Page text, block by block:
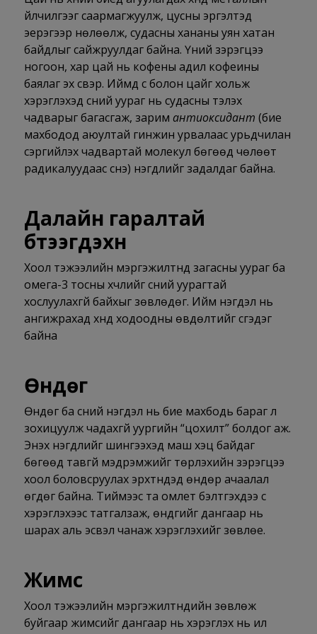
үйлчилгээг саармагжуулж, цусны эргэлтэд
эерэгээр нөлөөлж, судасны хананы уян хатан
байдлыг сайжруулдаг байна. Үүний зэрэгцээ
ногоон, хар цай нь кофены адил кофеины
баялаг эх үүсвэр. Иймд сүү болон цайг хольж
хэрэглэхэд сүүний уураг нь судасны тэлэх
чадварыг багасгаж, зарим антиоксидант (бие
махбодод аюултай гинжин урвалаас урьдчилан
сэргийлэх чадвартай молекул бөгөөд чөлөөт
радикалуудаас үүснэ) нэгдлийг задалдаг байна.
Далайн гаралтай
бүтээгдэхүүн
Хоол тэжээлийн мэргэжилтнүүд загасны уураг ба
омега-3 тосны хүчлийг сүүний уурагтай
хослуулахгүй байхыг зөвлөдөг. Ийм нэгдэл нь
ангижрахад хүнд ходоодны өвдөлтийг үүсгэдэг
байна
Өндөг
Өндөг ба сүүний нэгдэл нь бие махбодь бараг л
зохицуулж чадахгүй уургийн “цохилт” болдог аж.
Энэхүү нэгдлийг шингээхэд маш хэцүү байдаг
бөгөөд тавгүй мэдрэмжийг төрүүлэхийн зэрэгцээ
хоол боловсруулах эрхтнүүдэд өндөр ачаалал
өгдөг байна. Тиймээс та омлет бэлтгэхдээ сүү
хэрэглэхээс татгалзаж, өндгийг дангаар нь
шарах аль эсвэл чанаж хэрэглэхийг зөвлөе.
Жимс
Хоол тэжээлийн мэргэжилтнүүдийн зөвлөж
буйгаар жимсийг дангаар нь хэрэглэх нь илүү